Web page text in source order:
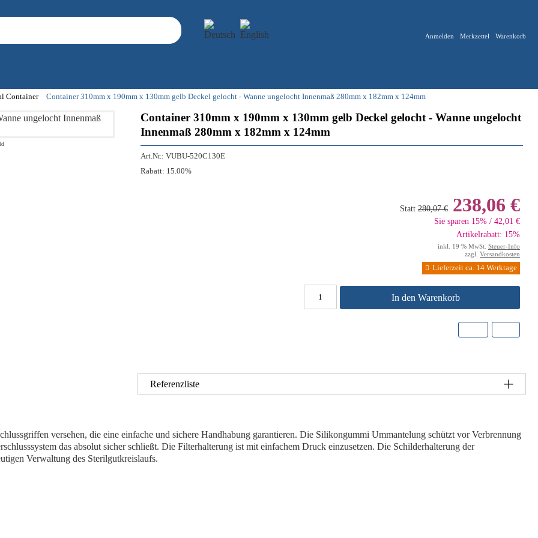
Anmelden Merkzettel Warenkorb
Container Container 310mm x 190mm x 130mm gelb Deckel gelocht - Wanne ungelocht Innenmaß 280mm x 182mm x 124mm
Container 310mm x 190mm x 130mm gelb Deckel gelocht - Wanne ungelocht
Innenmaß 280mm x 182mm x 124mm
Art.Nr.: VUBU-520C130E
Rabatt: 15.00%
Statt 280,07 € 238,06 €
Sie sparen 15% / 42,01 €
Artikelrabatt: 15%
inkl. 19 % MwSt. Steuer-Info
zzgl. Versandkosten
Lieferzeit ca. 14 Werktage
In den Warenkorb
Referenzliste
versehen, die eine einfache und sichere Handhabung garantieren. Die Silikongummi Ummantelung schützt vor Verbrennung
das absolut sicher schließt. Die Filterhalterung ist mit einfachem Druck einzusetzen. Die Schilderhalterung der
Verwaltung des Sterilgutkreislaufs.